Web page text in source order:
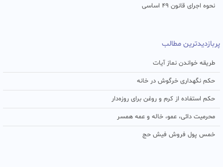
نحوه اجرای قانون ۴۹ اساسی
پربازدیدترین مطالب
طریقه خواندن نماز آیات
حکم نگهداری خرگوش در خانه
حکم استفاده از کرم و روغن برای روزه‌دار
محرمیت دائی، عمو، خاله و عمه همسر
خمس پول فروش فیش حج